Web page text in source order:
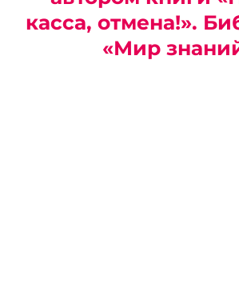
касса, отмена!».
«Мир